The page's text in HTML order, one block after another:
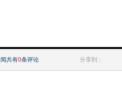
共有0条评论 分享到：